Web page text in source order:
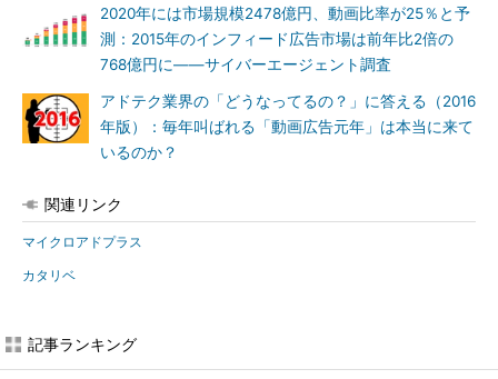
2020年には市場規模2478億円、動画比率が25％と予
測：2015年のインフィード広告市場は前年比2倍の
768億円に――サイバーエージェント調査
アドテク業界の「どうなってるの？」に答える（2016
年版）：毎年叫ばれる「動画広告元年」は本当に来て
いるのか？
関連リンク
マイクロアドプラス
カタリベ
記事ランキング